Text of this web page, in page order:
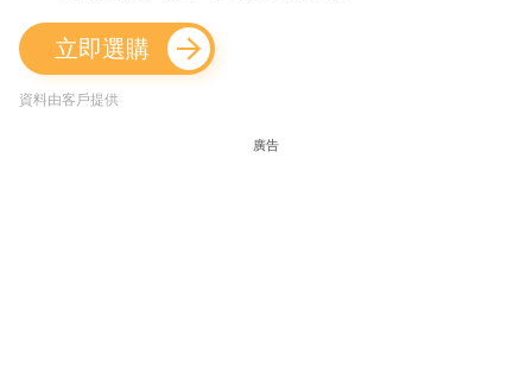
立即選購
資料由客戶提供
廣告